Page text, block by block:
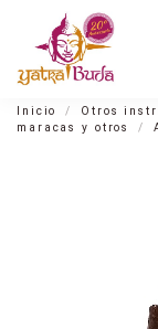
Inicio Otros
maracas y otros